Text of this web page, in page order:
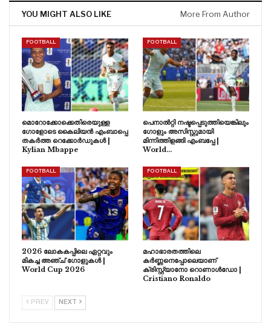
YOU MIGHT ALSO LIKE More From Author
FOOTBALL
മൊറോക്കോക്കെതിരെയുള്ള
ഗോളോടെ കൈലിയൻ എംബാപ്പെ
തകർത്ത റെക്കോർഡുകൾ |
Kylian Mbappe
FOOTBALL
പെനാൽറ്റി നഷ്ടപ്പെടുത്തിയെങ്കിലും
ഗോളും അസിസ്റ്റുമായി
മിന്നിത്തിളങ്ങി എംബപ്പേ |
World…
FOOTBALL
2026 ലോകകപ്പിലെ ഏറ്റവും
മികച്ച അഞ്ച് ഗോളുകൾ |
World Cup 2026
FOOTBALL
മഹാഭാരതത്തിലെ
കർണ്ണനെപ്പോലെയാണ്
ക്രിസ്റ്റ്യാനോ റൊണാൾഡോ |
Cristiano Ronaldo
PREV NEXT